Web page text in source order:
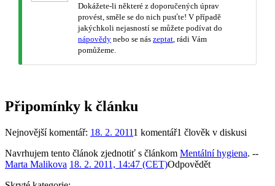
Dokážete-li některé z doporučených úprav
provést, směle se do nich pusťte! V případě
jakýchkoli nejasností se můžete podívat do
nápovědy nebo se nás zeptat , rádi Vám
pomůžeme.
Připomínky k článku
Nejnovější komentář: 18. 2. 20111 komentář1 člověk v diskusi
Navrhujem tento článok zjednotiť s článkom Mentální hygiena. --
Marta Malikova 18. 2. 2011, 14:47 (CET)Odpovědět